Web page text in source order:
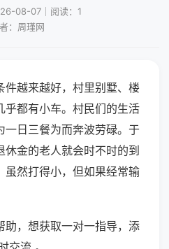
08-07｜阅读：1
：周瑾网
件越来越好，村里别墅、楼
乎都有小车。村民们的生活
一日三餐为而奔波劳碌。于
金的老人就会时不时的到
虽然打得小，但如果经常输
助，想获取一对一指导，添